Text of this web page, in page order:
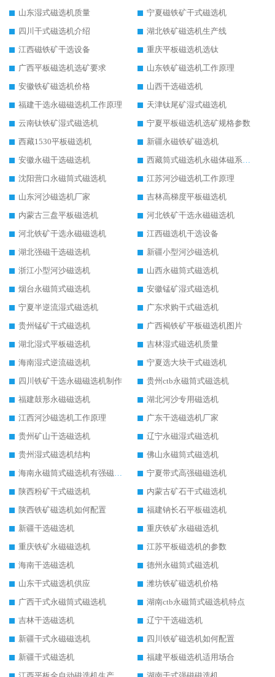
山东湿式磁选机质量
宁夏磁铁矿干式磁选机
四川干式磁选机介绍
湖北铁矿磁选机生产线
江西磁铁矿干选设备
重庆平板磁选机选钛
广西平板磁选机选矿要求
山东铁矿磁选机工作原理
安徽铁矿磁选机价格
山西干选磁选机
福建干选永磁磁选机工作原理
天津钛尾矿湿式磁选机
云南钛铁矿湿式磁选机
宁夏平板磁选机选矿规格参数
西藏1530平板磁选机
新疆永磁铁矿磁选机
安徽永磁干选磁选机
西藏筒式磁选机永磁体磁系设计
沈阳营口永磁筒式磁选机
江苏河沙磁选机工作原理
山东河沙磁选机厂家
吉林高梯度平板磁选机
内蒙古三盘平板磁选机
河北铁矿干选永磁磁选机
河北铁矿干选永磁磁选机
江西磁选机干选设备
湖北强磁干选磁选机
新疆小型河沙磁选机
浙江小型河沙磁选机
山西永磁筒式磁选机
烟台永磁筒式磁选机
安徽锰矿湿式磁选机
宁夏半逆流湿式磁选机
广东求购干式磁选机
贵州锰矿干式磁选机
广西褐铁矿平板磁选机图片
湖北湿式平板磁选机
吉林湿式磁选机质量
海南湿式逆流磁选机
宁夏选大块干式磁选机
四川铁矿干选永磁磁选机制作
贵州ctb永磁筒式磁选机
福建鼓形永磁磁选机
湖北河沙专用磁选机
江西河沙磁选机工作原理
广东干选磁选机厂家
贵州矿山干选磁选机
辽宁永磁湿式磁选机
贵州湿式磁选机结构
佛山永磁筒式磁选机
海南永磁筒式磁选机有强磁的吗
宁夏带式高强磁磁选机
陕西粉矿干式磁选机
内蒙古矿石干式磁选机
陕西铁矿磁选机如何配置
福建钠长石平板磁选机
新疆干选磁选机
重庆铁矿永磁磁选机
重庆铁矿永磁磁选机
江苏平板磁选机的参数
海南干选磁选机
德州永磁筒式磁选机
山东干式磁选机供应
潍坊铁矿磁选机价格
广西干式永磁筒式磁选机
湖南ctb永磁筒式磁选机特点
吉林干选磁选机
辽宁干选磁选机
新疆干式永磁磁选机
四川铁矿磁选机如何配置
新疆干式磁选机
福建平板磁选机适用场合